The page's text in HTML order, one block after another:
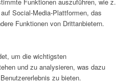
Social-Media-Plattformen, das
Funktionen von Drittanbietern.
um die wichtigsten
und zu analysieren, was dazu
zu bieten.